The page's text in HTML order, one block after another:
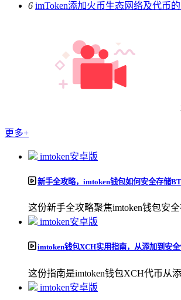
6 imToken添加火币生态网络及代币
更多+
imtoken安卓版
新手全攻略，imtoken钱包如何安全存储
这份新手全攻略聚焦imtoken钱包安
imtoken安卓版
imtoken钱包XCH实用指南，从添加到安
这份指南是imtoken钱包XCH代币从
imtoken安卓版